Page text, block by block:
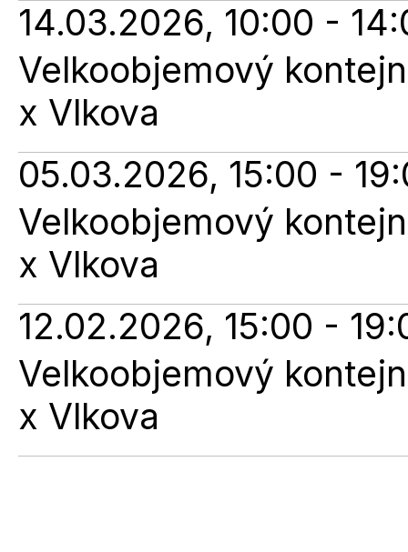
14.03.2026, 10:00 -
Velkoobjemový
x Vlkova
05.03.2026, 15:00 -
Velkoobjemový
x Vlkova
12.02.2026, 15:00 -
Velkoobjemový
x Vlkova